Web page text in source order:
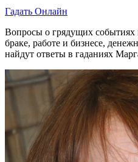
Гадать Онлайн
Вопросы о грядущих
браке, работе и бизнесе,
найдут ответы в гаданиях